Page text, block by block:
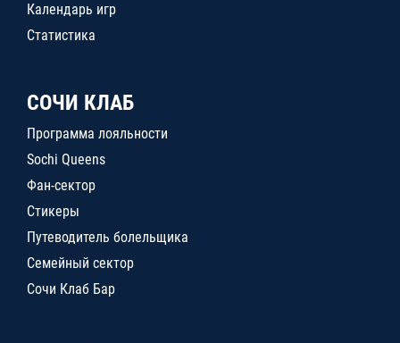
Календарь игр
Статистика
СОЧИ КЛАБ
Программа лояльности
Sochi Queens
Фан-сектор
Стикеры
Путеводитель болельщика
Семейный сектор
Сочи Клаб Бар